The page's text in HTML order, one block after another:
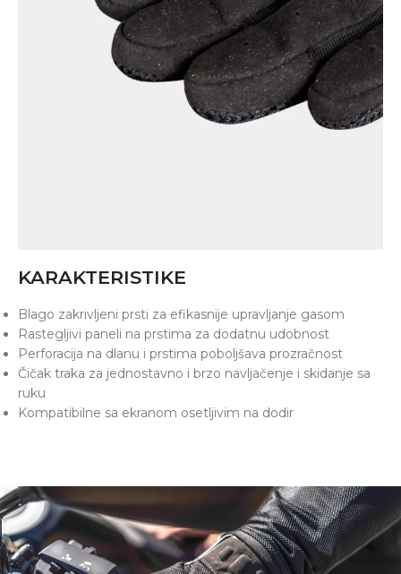
KARAKTERISTIKE
Blago zakrivljeni prsti za efikasnije upravljanje gasom
Rastegljivi paneli na prstima za dodatnu udobnost
Perforacija na dlanu i prstima poboljšava prozračnost
Čičak traka za jednostavno i brzo navljačenje i skidanje sa
ruku
Kompatibilne sa ekranom osetljivim na dodir